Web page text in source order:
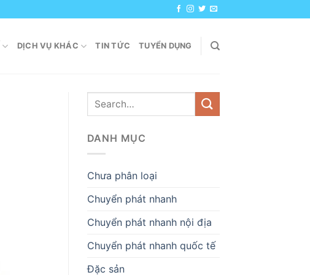
DỊCH VỤ KHÁC TIN TỨC TUYỂN DỤNG
DANH MỤC
Chưa phân loại
Chuyển phát nhanh
Chuyển phát nhanh nội địa
Chuyển phát nhanh quốc tế
Đặc sản